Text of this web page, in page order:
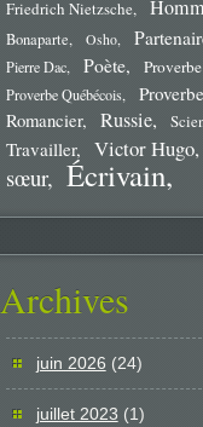
Friedrich Nietzsche
Bonaparte
Osho
Pierre Dac Poète
Proverbe Québécois
Romancier Russie
Travailler Victor Hugo
sœur
Écrivain
Archives
juin 2026 (24)
juillet 2023 (1)